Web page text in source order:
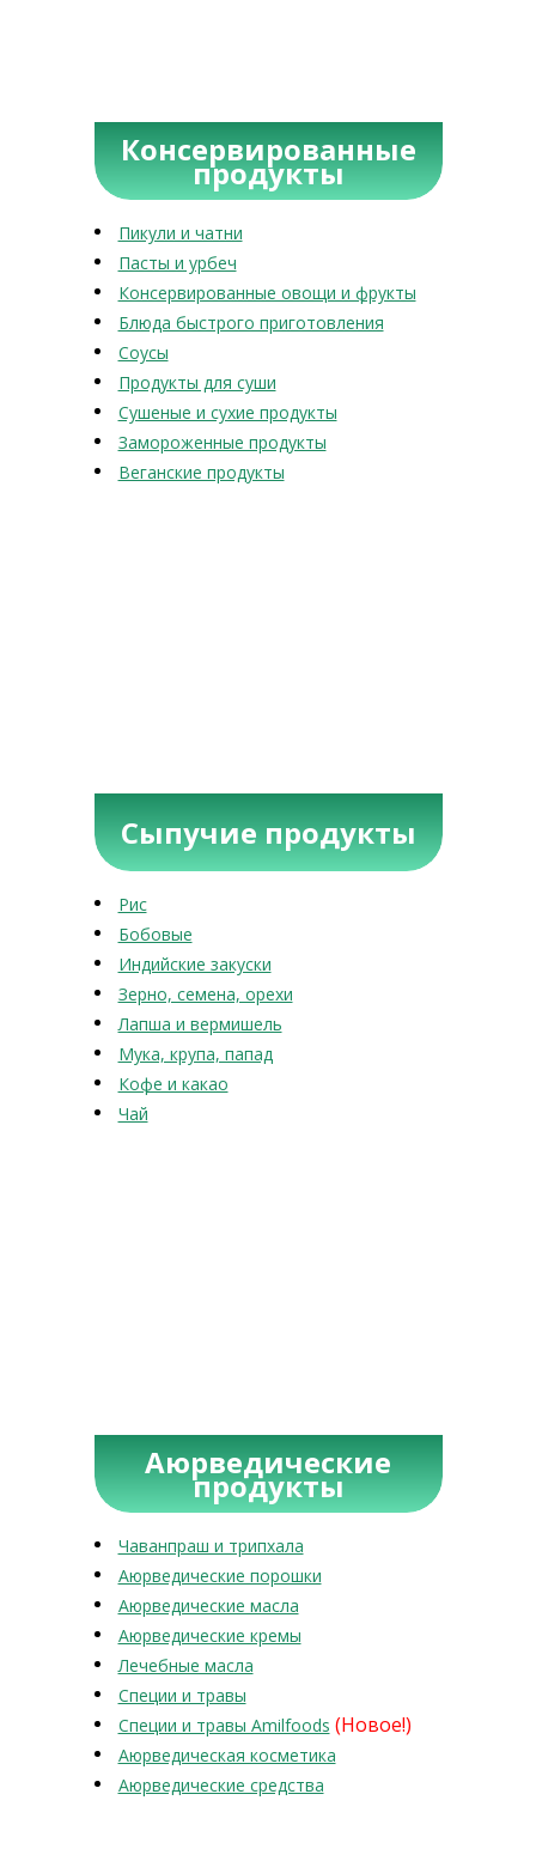
Консервированные
продукты
Пикули и чатни
Пасты и урбеч
Консервированные овощи и фрукты
Блюда быстрого приготовления
Соусы
Продукты для суши
Сушеные и сухие продукты
Замороженные продукты
Веганские продукты
Сыпучие продукты
Рис
Бобовые
Индийские закуски
Зерно, семена, орехи
Лапша и вермишель
Мука, крупа, папад
Кофе и какао
Чай
Аюрведические
продукты
Чаванпраш и трипхала
Аюрведические порошки
Аюрведические масла
Аюрведические кремы
Лечебные масла
Специи и травы
Специи и травы Amilfoods (Новое!)
Аюрведическая косметика
Аюрведические средства